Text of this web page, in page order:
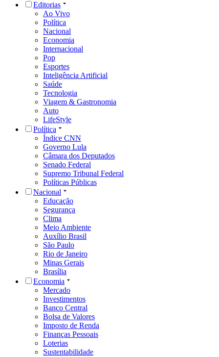
Editorias
Ao Vivo
Política
Nacional
Economia
Internacional
Pop
Esportes
Inteligência Artificial
Saúde
Tecnologia
Viagem & Gastronomia
Auto
LifeStyle
Política
Índice CNN
Governo Lula
Câmara dos Deputados
Senado Federal
Supremo Tribunal Federal
Políticas Públicas
Nacional
Educação
Segurança
Clima
Meio Ambiente
Auxílio Brasil
São Paulo
Rio de Janeiro
Minas Gerais
Brasília
Economia
Mercado
Investimentos
Banco Central
Bolsa de Valores
Imposto de Renda
Finanças Pessoais
Loterias
Sustentabilidade